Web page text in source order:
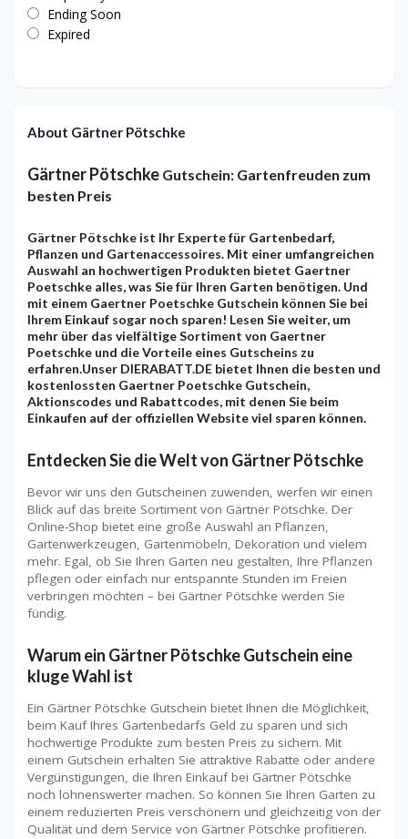
Ending Soon
Expired
About Gärtner Pötschke
Gärtner Pötschke Gutschein: Gartenfreuden zum
besten Preis
Gärtner Pötschke ist Ihr Experte für Gartenbedarf,
Pflanzen und Gartenaccessoires. Mit einer umfangreichen
Auswahl an hochwertigen Produkten bietet Gaertner
Poetschke alles, was Sie für Ihren Garten benötigen. Und
mit einem Gaertner Poetschke Gutschein können Sie bei
Ihrem Einkauf sogar noch sparen! Lesen Sie weiter, um
mehr über das vielfältige Sortiment von Gaertner
Poetschke und die Vorteile eines Gutscheins zu
erfahren.Unser DIERABATT.DE bietet Ihnen die besten und
kostenlossten Gaertner Poetschke Gutschein,
Aktionscodes und Rabattcodes, mit denen Sie beim
Einkaufen auf der offiziellen Website viel sparen können.
Entdecken Sie die Welt von Gärtner Pötschke
Bevor wir uns den Gutscheinen zuwenden, werfen wir einen
Blick auf das breite Sortiment von Gärtner Pötschke. Der
Online-Shop bietet eine große Auswahl an Pflanzen,
Gartenwerkzeugen, Gartenmöbeln, Dekoration und vielem
mehr. Egal, ob Sie Ihren Garten neu gestalten, Ihre Pflanzen
pflegen oder einfach nur entspannte Stunden im Freien
verbringen möchten – bei Gärtner Pötschke werden Sie
fündig.
Warum ein Gärtner Pötschke Gutschein eine
kluge Wahl ist
Ein Gärtner Pötschke Gutschein bietet Ihnen die Möglichkeit,
beim Kauf Ihres Gartenbedarfs Geld zu sparen und sich
hochwertige Produkte zum besten Preis zu sichern. Mit
einem Gutschein erhalten Sie attraktive Rabatte oder andere
Vergünstigungen, die Ihren Einkauf bei Gärtner Pötschke
noch lohnenswerter machen. So können Sie Ihren Garten zu
einem reduzierten Preis verschönern und gleichzeitig von der
Qualität und dem Service von Gärtner Pötschke profitieren.